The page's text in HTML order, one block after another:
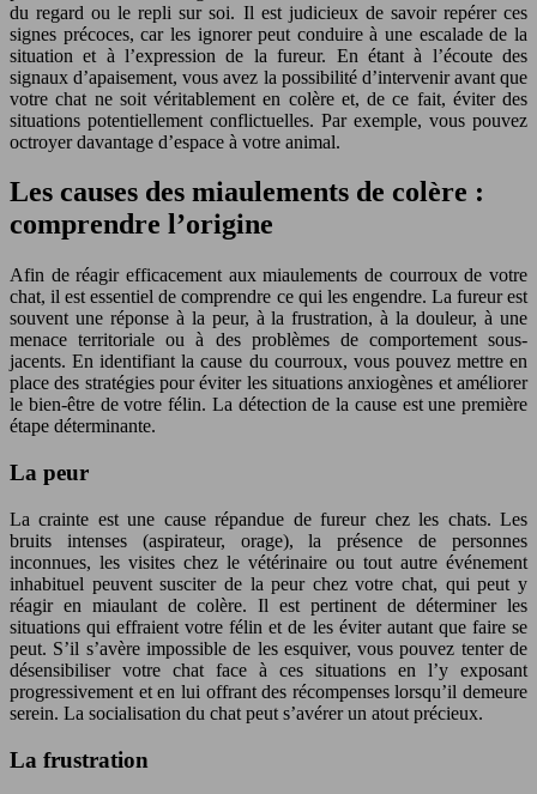
du regard ou le repli sur soi. Il est judicieux de savoir repérer ces
signes précoces, car les ignorer peut conduire à une escalade de la
situation et à l’expression de la fureur. En étant à l’écoute des
signaux d’apaisement, vous avez la possibilité d’intervenir avant que
votre chat ne soit véritablement en colère et, de ce fait, éviter des
situations potentiellement conflictuelles. Par exemple, vous pouvez
octroyer davantage d’espace à votre animal.
Les causes des miaulements de colère :
comprendre l’origine
Afin de réagir efficacement aux miaulements de courroux de votre
chat, il est essentiel de comprendre ce qui les engendre. La fureur est
souvent une réponse à la peur, à la frustration, à la douleur, à une
menace territoriale ou à des problèmes de comportement sous-
jacents. En identifiant la cause du courroux, vous pouvez mettre en
place des stratégies pour éviter les situations anxiogènes et améliorer
le bien-être de votre félin. La détection de la cause est une première
étape déterminante.
La peur
La crainte est une cause répandue de fureur chez les chats. Les
bruits intenses (aspirateur, orage), la présence de personnes
inconnues, les visites chez le vétérinaire ou tout autre événement
inhabituel peuvent susciter de la peur chez votre chat, qui peut y
réagir en miaulant de colère. Il est pertinent de déterminer les
situations qui effraient votre félin et de les éviter autant que faire se
peut. S’il s’avère impossible de les esquiver, vous pouvez tenter de
désensibiliser votre chat face à ces situations en l’y exposant
progressivement et en lui offrant des récompenses lorsqu’il demeure
serein. La socialisation du chat peut s’avérer un atout précieux.
La frustration